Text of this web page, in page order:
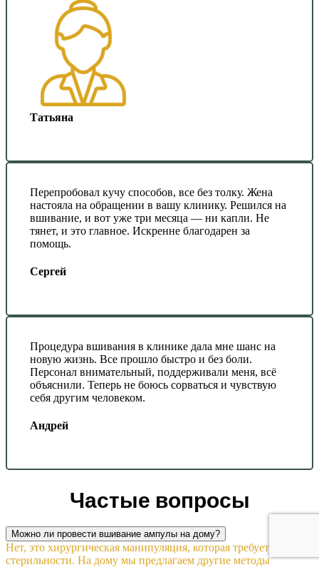
Татьяна
Перепробовал кучу способов, все без толку. Жена
настояла на обращении в вашу клинику. Решился на
вшивание, и вот уже три месяца — ни капли. Не
тянет, и это главное. Искренне благодарен за
помощь.
Сергей
Процедура вшивания в клинике дала мне шанс на
новую жизнь. Все прошло быстро и без боли.
Персонал внимательный, поддерживали меня, всё
объяснили. Теперь не боюсь сорваться и чувствую
себя другим человеком.
Андрей
Частые вопросы
Можно ли провести вшивание ампулы на дому?
Нет, это хирургическая манипуляция, которая требует полной
стерильности. На дому мы предлагаем другие методы